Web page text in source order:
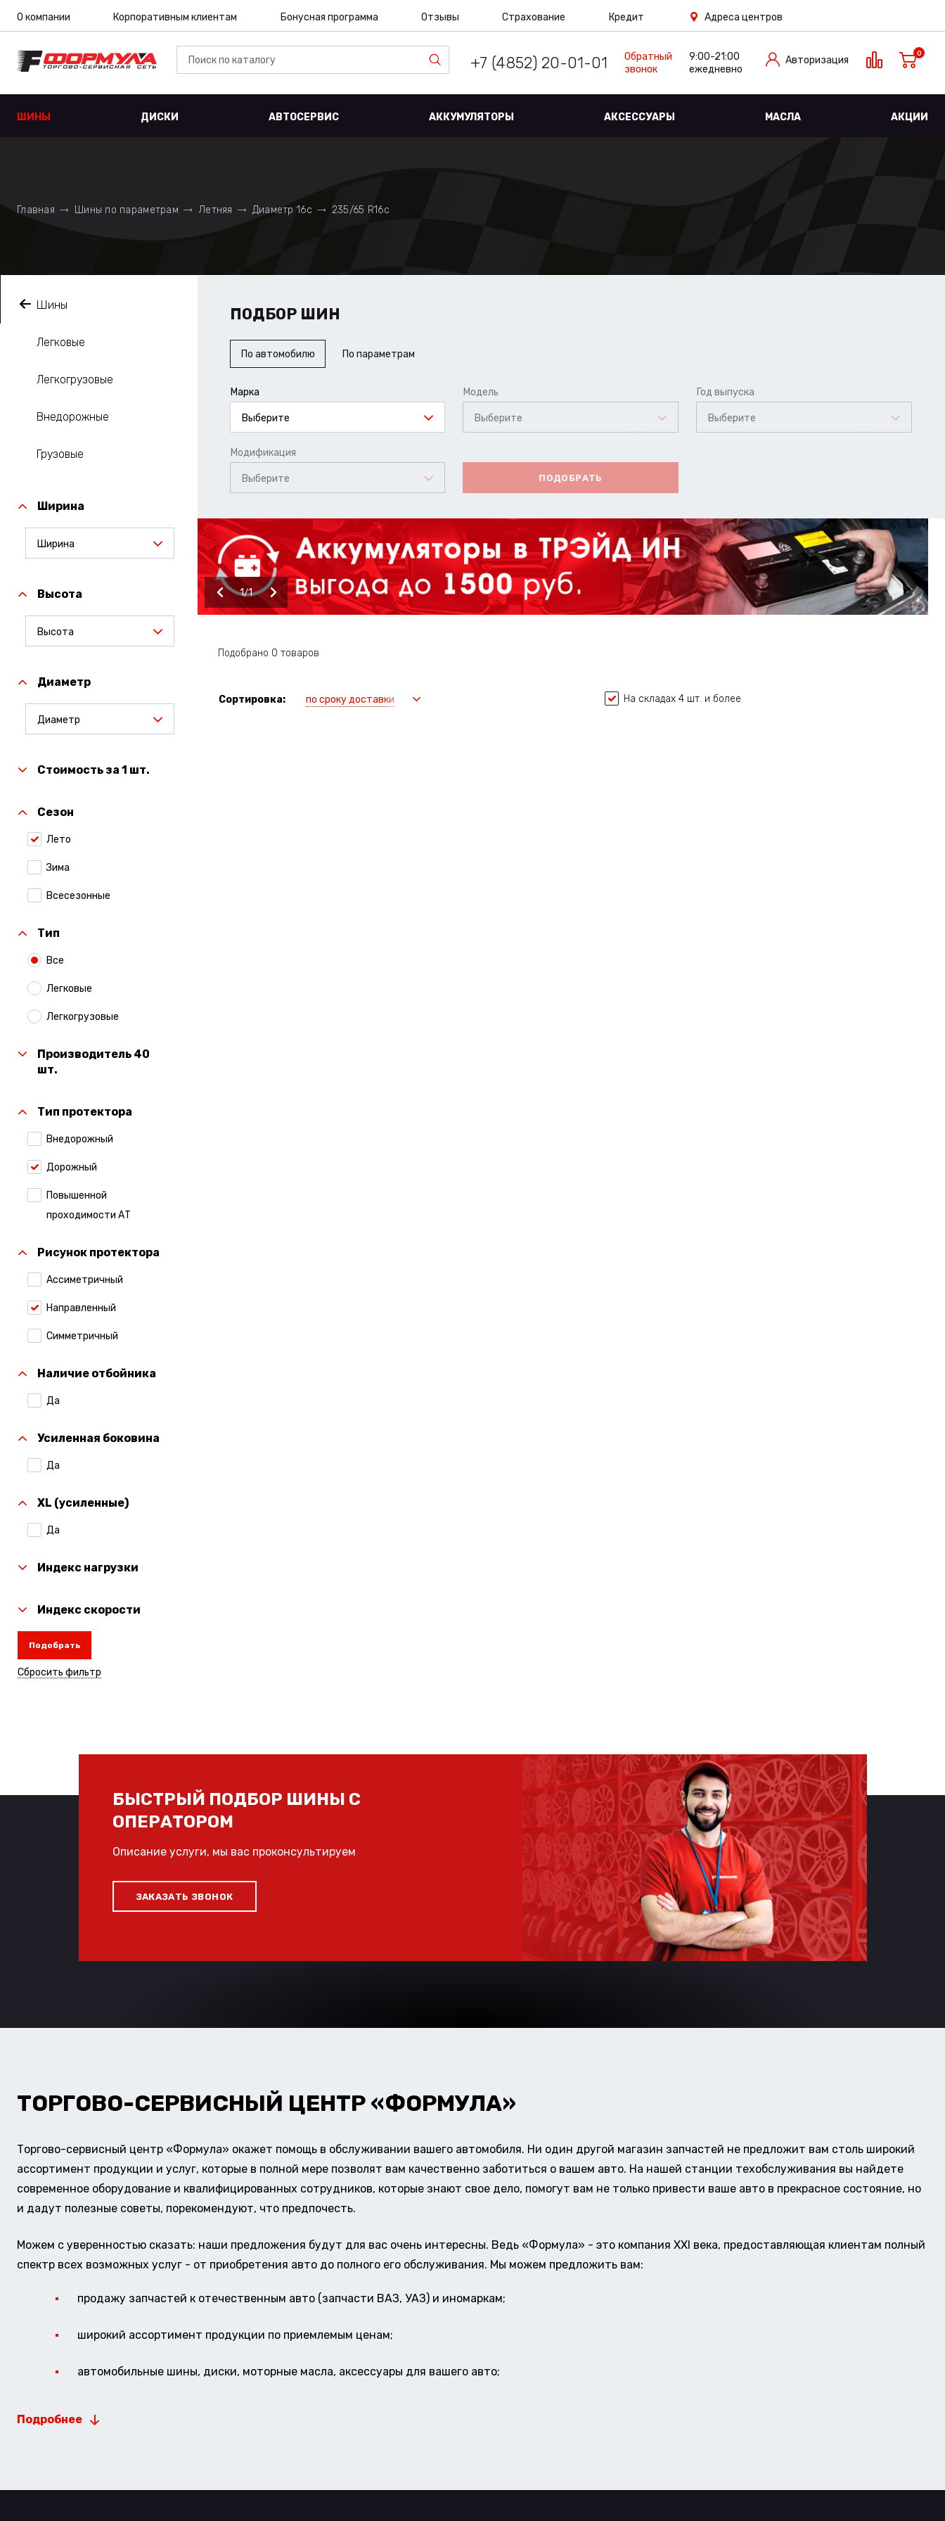
О компании Корпоративным клиентам Бонусная программа Отзывы Страхование Кредит Адреса центров
+7 (4852) 20-01-01
Обратный
звонок
9:00-21:00
ежедневно
Авторизация
0
ШИНЫ ДИСКИ АВТОСЕРВИС АККУМУЛЯТОРЫ АКСЕССУАРЫ МАСЛА АКЦИИ
Главная Шины по параметрам Летняя Диаметр 16c 235/65 R16c
Шины
Легковые
Легкогрузовые
Внедорожные
Грузовые
Ширина
Ширина
Высота
Высота
Диаметр
Диаметр
Стоимость за 1 шт.
Сезон
Лето
Зима
Всесезонные
Тип
Все
Легковые
Легкогрузовые
Производитель 40
шт.
Тип протектора
Внедорожный
Дорожный
Повышенной
проходимости АТ
Рисунок протектора
Ассиметричный
Направленный
Симметричный
Наличие отбойника
Да
Усиленная боковина
Да
XL (усиленные)
Да
Индекс нагрузки
Индекс скорости
Подобрать
Сбросить фильтр
ПОДБОР ШИН
По автомобилю По параметрам
Марка
Выберите
Модель
Выберите
Год выпуска
Выберите
Модификация
Выберите ПОДОБРАТЬ
1 1
Подобрано 0 товаров
Сортировка: по сроку доставки На складах 4 шт. и более
БЫСТРЫЙ ПОДБОР ШИНЫ С
ОПЕРАТОРОМ
Описание услуги, мы вас проконсультируем
ЗАКАЗАТЬ ЗВОНОК
ТОРГОВО-СЕРВИСНЫЙ ЦЕНТР «ФОРМУЛА»
Торгово-сервисный центр «Формула» окажет помощь в обслуживании вашего автомобиля. Ни один другой магазин запчастей не предложит вам столь широкий
ассортимент продукции и услуг, которые в полной мере позволят вам качественно заботиться о вашем авто. На нашей станции техобслуживания вы найдете
современное оборудование и квалифицированных сотрудников, которые знают свое дело, помогут вам не только привести ваше авто в прекрасное состояние, но
и дадут полезные советы, порекомендуют, что предпочесть.
Можем с уверенностью сказать: наши предложения будут для вас очень интересны. Ведь «Формула» - это компания XXI века, предоставляющая клиентам полный
спектр всех возможных услуг - от приобретения авто до полного его обслуживания. Мы можем предложить вам:
продажу запчастей к отечественным авто (запчасти ВАЗ, УАЗ) и иномаркам;
широкий ассортимент продукции по приемлемым ценам;
автомобильные шины, диски, моторные масла, аксессуары для вашего авто;
Подробнее